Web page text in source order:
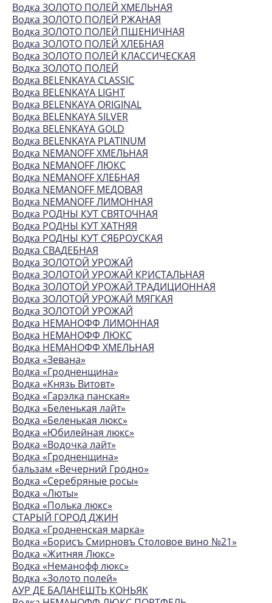
Водка ЗОЛОТО ПОЛЕЙ ХМЕЛЬНАЯ
Водка ЗОЛОТО ПОЛЕЙ РЖАНАЯ
Водка ЗОЛОТО ПОЛЕЙ ПШЕНИЧНАЯ
Водка ЗОЛОТО ПОЛЕЙ ХЛЕБНАЯ
Водка ЗОЛОТО ПОЛЕЙ КЛАССИЧЕСКАЯ
Водка ЗОЛОТО ПОЛЕЙ
Водка BELENKAYA CLASSIC
Водка BELENKAYA LIGHT
Водка BELENKAYA ORIGINAL
Водка BELENKAYA SILVER
Водка BELENKAYA GOLD
Водка BELENKAYA PLATINUM
Водка NEMANOFF ХМЕЛЬНАЯ
Водка NEMANOFF ЛЮКС
Водка NEMANOFF ХЛЕБНАЯ
Водка NEMANOFF МЕДОВАЯ
Водка NEMANOFF ЛИМОННАЯ
Водка РОДНЫ КУТ СВЯТОЧНАЯ
Водка РОДНЫ КУТ ХАТНЯЯ
Водка РОДНЫ КУТ СЯБРОУСКАЯ
Водка СВАДЕБНАЯ
Водка ЗОЛОТОЙ УРОЖАЙ
Водка ЗОЛОТОЙ УРОЖАЙ КРИСТАЛЬНАЯ
Водка ЗОЛОТОЙ УРОЖАЙ ТРАДИЦИОННАЯ
Водка ЗОЛОТОЙ УРОЖАЙ МЯГКАЯ
Водка ЗОЛОТОЙ УРОЖАЙ
Водка НЕМАНОФФ ЛИМОННАЯ
Водка НЕМАНОФФ ЛЮКС
Водка НЕМАНОФФ ХМЕЛЬНАЯ
Водка «Зевана»
Водка «Гродненщина»
Водка «Князь Витовт»
Водка «Гарэлка панская»
Водка «Беленькая лайт»
Водка «Беленькая люкс»
Водка «Юбилейная люкс»
Водка «Водочка лайт»
Водка «Гродненщина»
бальзам «Вечерний Гродно»
Водка «Серебряные росы»
Водка «Люты»
Водка «Полька люкс»
СТАРЫЙ ГОРОД ДЖИН
Водка «Гродненская марка»
Водка «Борисъ Смирновъ Столовое вино №21»
Водка «Житняя Люкс»
Водка «Неманофф люкс»
Водка «Золото полей»
АУР ДЕ БАЛАНЕШТЬ КОНЬЯК